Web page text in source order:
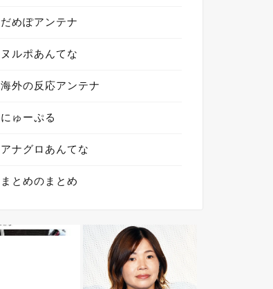
だめぽアンテナ
ヌルポあんてな
海外の反応アンテナ
にゅーぷる
アナグロあんてな
まとめのまとめ